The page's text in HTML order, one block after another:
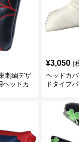
刺繍デザ
ヘッドカ
¥3,050 (
ヘッドカ
ドタイプ